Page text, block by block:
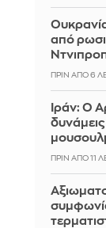
από
ΠΡΙΝ ΑΠΌ 6
Ιράν: Ο
ΠΡΙΝ ΑΠΌ 11